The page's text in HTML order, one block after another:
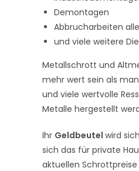
Demontagen
Abbrucharbeiten
und viele weitere
Metallschrott und
mehr wert sein als
und viele wertvolle
Metalle hergestellt
Ihr Geldbeutel wird
sich das für private
aktuellen